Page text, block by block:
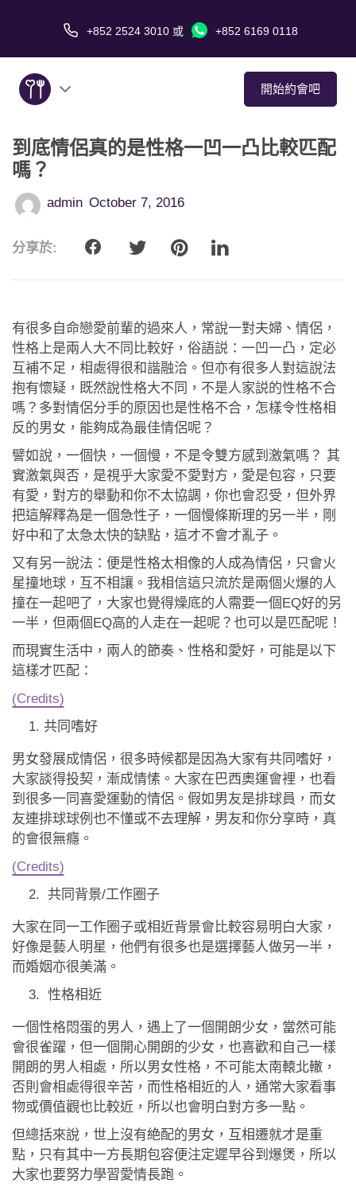
+852 2524 3010 或 +852 6169 0118
開始約會吧
關於我們
服務
約會技巧
應用程式
聯絡我們
到底情侶真的是性格一凹一凸比較匹配
嗎？
admin October 7, 2016
分享於:
有很多自命戀愛前輩的過來人，常說一對夫婦、情侶，
性格上是兩人大不同比較好，俗語説：一凹一凸，定必
互補不足，相處得很和諧融洽。但亦有很多人對這說法
抱有懷疑，既然說性格大不同，不是人家説的性格不合
嗎？多對情侶分手的原因也是性格不合，怎樣令性格相
反的男女，能夠成為最佳情侶呢？
譬如說，一個快，一個慢，不是令雙方感到激氣嗎？ 其
實激氣與否，是視乎大家愛不愛對方，愛是包容，只要
有愛，對方的舉動和你不太協調，你也會忍受，但外界
把這解釋為是一個急性子，一個慢條斯理的另一半，剛
好中和了太急太快的缺點，這才不會才亂子。
又有另一說法：便是性格太相像的人成為情侶，只會火
星撞地球，互不相讓。我相信這只流於是兩個火爆的人
撞在一起吧了，大家也覺得燥底的人需要一個EQ好的另
一半，但兩個EQ高的人走在一起呢？也可以是匹配呢！
而現實生活中，兩人的節奏、性格和愛好，可能是以下
這樣才匹配：
(Credits)
共同嗜好
男女發展成情侶，很多時候都是因為大家有共同嗜好，
大家談得投契，漸成情愫。大家在巴西奧運會裡，也看
到很多一同喜愛運動的情侶。假如男友是排球員，而女
友連排球球例也不懂或不去理解，男友和你分享時，真
的會很無癮。
(Credits)
共同背景/工作圈子
大家在同一工作圈子或相近背景會比較容易明白大家，
好像是藝人明星，他們有很多也是選擇藝人做另一半，
而婚姻亦很美滿。
性格相近
一個性格悶蛋的男人，遇上了一個開朗少女，當然可能
會很雀躍，但一個開心開朗的少女，也喜歡和自己一樣
開朗的男人相處，所以男女性格，不可能太南轅北轍，
否則會相處得很辛苦，而性格相近的人，通常大家看事
物或價值觀也比較近，所以也會明白對方多一點。
但總括來說，世上沒有絶配的男女，互相遷就才是重
點，只有其中一方長期包容便注定遲早谷到爆煲，所以
大家也要努力學習愛情長跑。